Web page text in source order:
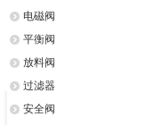
电磁阀
平衡阀
放料阀
过滤器
安全阀